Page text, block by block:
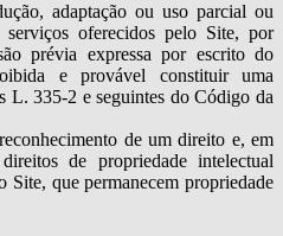
adaptação ou uso parcial ou
oferecidos pelo Site, por
prévia expressa por escrito do
e provável constituir uma
L. 335-2 e seguintes do Código da
de um direito e, em
de propriedade intelectual
Site, que permanecem propriedade